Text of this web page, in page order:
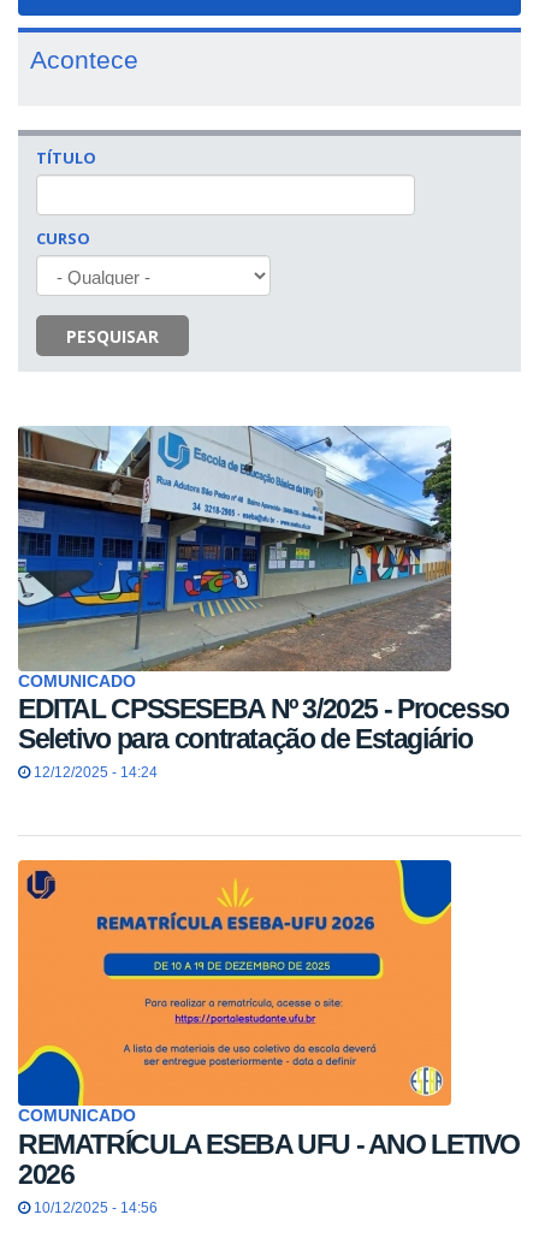
Acontece
TÍTULO
CURSO
PESQUISAR
COMUNICADO
EDITAL CPSSESEBA Nº 3/2025 - Processo
Seletivo para contratação de Estagiário
12/12/2025 - 14:24
COMUNICADO
REMATRÍCULA ESEBA UFU - ANO LETIVO
2026
10/12/2025 - 14:56